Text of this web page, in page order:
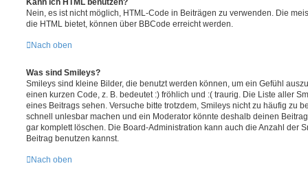
Nein, es ist nicht möglich, HTML-Code in Beiträgen zu verwenden. Die
die HTML bietet, können über BBCode erreicht werden.
Nach oben
Was sind Smileys?
Smileys sind kleine Bilder, die benutzt werden können, um ein Gefühl
einen kurzen Code, z. B. bedeutet :) fröhlich und :( traurig. Die Liste aller
eines Beitrags sehen. Versuche bitte trotzdem, Smileys nicht zu häufig zu
schnell unlesbar machen und ein Moderator könnte deshalb deinen
gar komplett löschen. Die Board-Administration kann auch die Anzahl der
Beitrag benutzen kannst.
Nach oben